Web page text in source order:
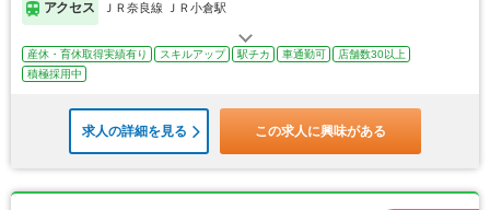
アクセス ＪＲ奈良線 ＪＲ小倉駅
産休・育休取得実績有り スキルアップ 駅チカ 車通勤可
店舗数30以上
積極採用中
求人の詳細を見る この求人に興味がある